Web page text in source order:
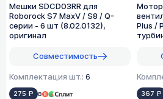
Мешки SDCD03RR для
Roborock S7 MaxV / S8 / Q-
серии - 6 шт (8.02.0132),
оригинал
Совместимость
Комплектация шт.: 6
275 ₽ в
Мотор
Plus /
367 ₽